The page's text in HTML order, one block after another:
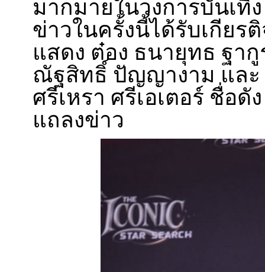
มากมายในวงการบันเทิ
ข่าวในครั้งนี้ได้รับเกียร
แสดง ต๋อง ธนายุทธ ฐากู
ณัฐสิทธิ์ ปัญญางาม และ
ศรีเหรา ศรีเอเตอร์ ชื่อดั
แถลงข่าว